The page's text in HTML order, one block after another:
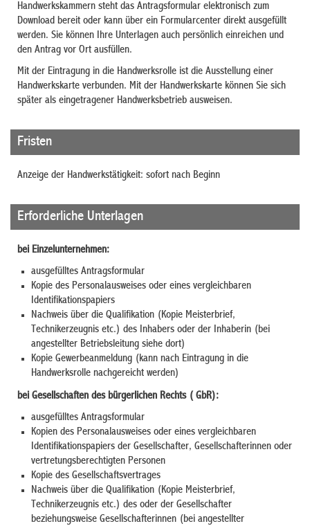
Handwerkskammern steht das Antragsformular elektronisch zum
Download bereit oder kann über ein Formularcenter direkt ausgefüllt
werden. Sie können Ihre Unterlagen auch persönlich einreichen und
den Antrag vor Ort ausfüllen.
Mit der Eintragung in die Handwerksrolle ist die Ausstellung einer
Handwerkskarte verbunden. Mit der Handwerkskarte können Sie sich
später als eingetragener Handwerksbetrieb ausweisen.
Fristen
Anzeige der Handwerkstätigkeit: sofort nach Beginn
Erforderliche Unterlagen
bei Einzelunternehmen:
ausgefülltes Antragsformular
Kopie des Personalausweises oder eines vergleichbaren
Identifikationspapiers
Nachweis über die Qualifikation (Kopie Meisterbrief,
Technikerzeugnis etc.) des Inhabers oder der Inhaberin (bei
angestellter Betriebsleitung siehe dort)
Kopie Gewerbeanmeldung (kann nach Eintragung in die
Handwerksrolle nachgereicht werden)
bei Gesellschaften des bürgerlichen Rechts ( GbR):
ausgefülltes Antragsformular
Kopien des Personalausweises oder eines vergleichbaren
Identifikationspapiers der Gesellschafter, Gesellschafterinnen oder
vertretungsberechtigten Personen
Kopie des Gesellschaftsvertrages
Nachweis über die Qualifikation (Kopie Meisterbrief,
Technikerzeugnis etc.) des oder der Gesellschafter
beziehungsweise Gesellschafterinnen (bei angestellter